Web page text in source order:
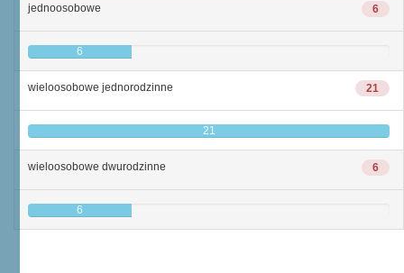
6
jednoosobowe
6
21
wieloosobowe jednorodzinne
21
6
wieloosobowe dwurodzinne
6